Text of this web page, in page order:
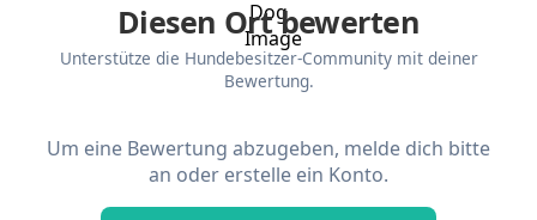
Diesen Ort bewerten
Unterstütze die Hundebesitzer-Community mit deiner
Bewertung.
Um eine Bewertung abzugeben, melde dich bitte
an oder erstelle ein Konto.